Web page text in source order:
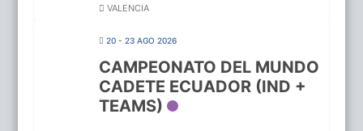
VALENCIA
20 - 23 AGO 2026
CAMPEONATO DEL MUNDO
CADETE ECUADOR (IND +
TEAMS)